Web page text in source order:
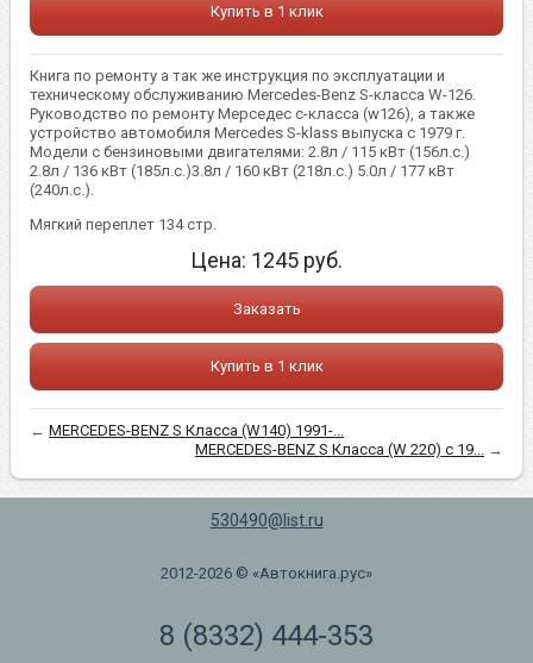
Купить в 1 клик
Книга по ремонту а так же инструкция по эксплуатации и
техническому обслуживанию Mercedes-Benz S-класса W-126.
Руководство по ремонту Мерседес с-класса (w126), а также
устройство автомобиля Mercedes S-klass выпуска с 1979 г.
Модели с бензиновыми двигателями: 2.8л / 115 кВт (156л.с.)
2.8л / 136 кВт (185л.с.)3.8л / 160 кВт (218л.с.) 5.0л / 177 кВт
(240л.с.).
Мягкий переплет 134 стр.
Цена: 1245 руб.
Заказать
Купить в 1 клик
←MERCEDES-BENZ S Класса (W140) 1991-...
MERCEDES-BENZ S Класса (W 220) с 19...
→
530490@list.ru
2012-2026 © «Автокнига.рус»
8 (8332) 444-353